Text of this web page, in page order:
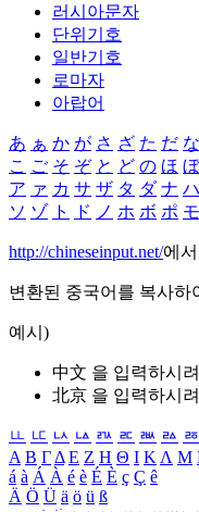
러시아문자
단위기호
일반기호
로마자
아랍어
あ ぁ か が さ ざ た だ な
こ ご そ ぞ と ど の ほ ぼ
ア ァ カ サ ザ タ ダ ナ ハ
ソ ゾ ト ド ノ ホ ボ ポ モ
http://chineseinput.net/에
변환된 중국어를 복사하
예시)
中文 을 입력하시
北京 을 입력하시
ㅥ ㅦ ㅧ ㅨ ㅩ ㅪ ㅫ ㅬ ㅭ
Α Β ΓΔ Ε Ζ Η Θ Ι ΚΛ Μ
á à Á À é è É È ç Ç ê
Ä Ö Ü ä ö ü ß